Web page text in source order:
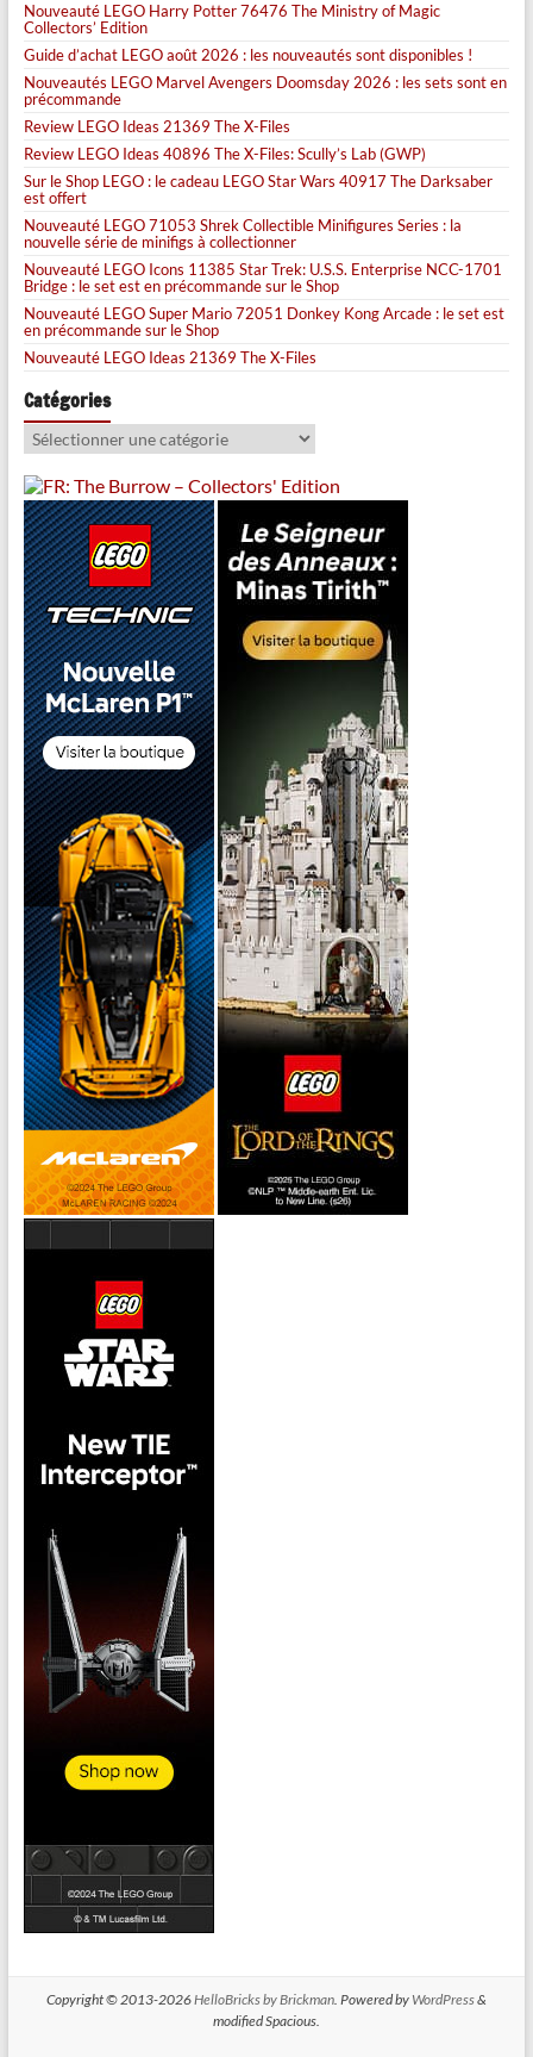
Nouveauté LEGO Harry Potter 76476 The Ministry of Magic
Collectors’ Edition
Guide d’achat LEGO août 2026 : les nouveautés sont disponibles !
Nouveautés LEGO Marvel Avengers Doomsday 2026 : les sets sont en
précommande
Review LEGO Ideas 21369 The X-Files
Review LEGO Ideas 40896 The X-Files: Scully’s Lab (GWP)
Sur le Shop LEGO : le cadeau LEGO Star Wars 40917 The Darksaber
est offert
Nouveauté LEGO 71053 Shrek Collectible Minifigures Series : la
nouvelle série de minifigs à collectionner
Nouveauté LEGO Icons 11385 Star Trek: U.S.S. Enterprise NCC-1701
Bridge : le set est en précommande sur le Shop
Nouveauté LEGO Super Mario 72051 Donkey Kong Arcade : le set est
en précommande sur le Shop
Nouveauté LEGO Ideas 21369 The X-Files
Catégories
Catégories
Copyright © 2013-2026HelloBricks by Brickman. Powered by WordPress&
modified Spacious.